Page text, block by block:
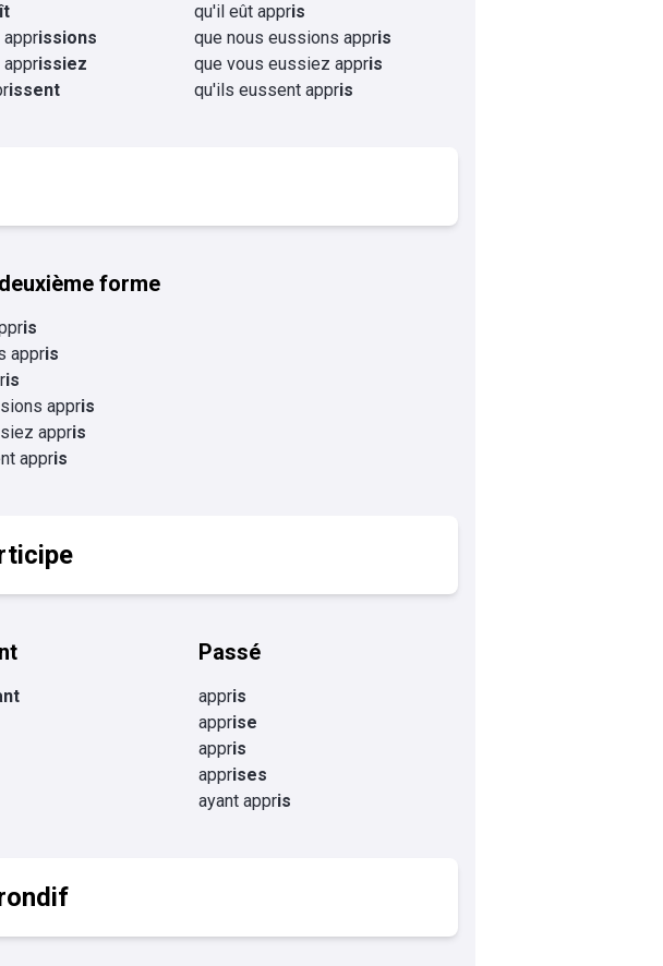
ît
apprissions
apprissiez
issent
qu'il eût appris
que nous eussions appris
que vous eussiez appris
qu'ils eussent appris
forme
is
appris
is
appris
appris
appris
Passé
appris
apprise
appris
apprises
ayant appris